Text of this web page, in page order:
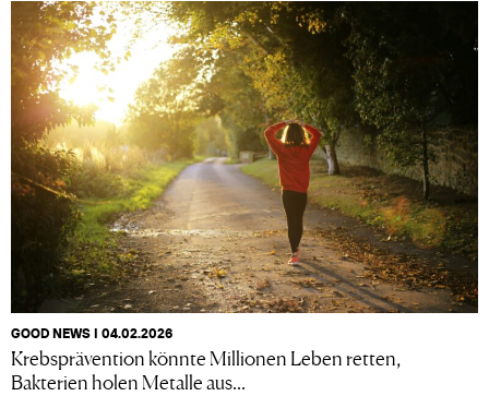
GOOD NEWS I 04.02.2026
Krebsprävention könnte Millionen Leben retten,
Bakterien holen Metalle aus...